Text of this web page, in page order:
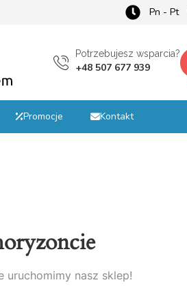
Pn - Pt
Potrzebujesz wsparcia?
+48 507 677 939
Promocje Kontakt
uruchomimy nasz sklep!